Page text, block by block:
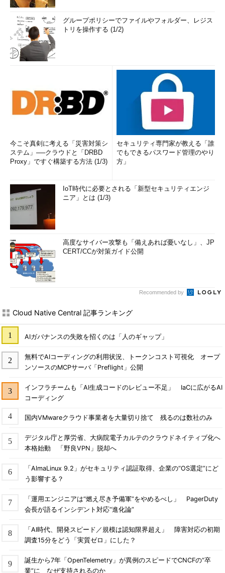
グループポリシーでファイルやフォルダー、レジス
トリを操作する (1/2)
今こそ真剣に考える「災害対策シ
ステム」──クラウドと「DRBD
Proxy」ですぐ構築する方法 (1/3)
セキュリティ専門家が教える「誰
でもできるパスワード管理のやり
方」
IoT時代に必要とされる「新型セキュリティエンジ
ニア」とは (1/3)
高度なサイバー攻撃も「備えあれば憂いなし」、JP
CERT/CCが対策ガイド公開
Recommended by
Cloud Native Central 記事ランキング
AIガバナンスの失敗を招くのは「人のギャップ」
無料でAIコーディングの利用状況、トークンコスト可視化 オープ
ンソースのMCPサーバ「Preflight」公開
インフラチームも「AI生成コードのレビュー不足」 IaCに広がるAI
コーディング
国内VMwareクラウド事業者を大量切り捨て 残るのは数社のみ
デジタル庁と厚労省、大病院電子カルテのクラウドネイティブ化へ
本格始動 「野良VPN」脱却へ
「AlmaLinux 9.2」がセキュリティ認証取得、企業の“OS選定”にど
う影響する？
「運用エンジニアは“燃え尽き予備軍”をやめるべし」 PagerDuty
会長が語るインシデント対応“進化論”
「AI時代、開発スピード／規模は認知限界超え」 障害対応の初期
調査15分をどう「実質ゼロ」にした？
誕生から7年「OpenTelemetry」が異例のスピードでCNCFの“卒
業”に なぜ支持されるのか